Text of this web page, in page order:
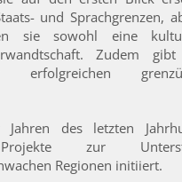
und Sprachgrenzen,
sie sowohl eine
Zudem
des letzten
zur
Regionen initiiert.